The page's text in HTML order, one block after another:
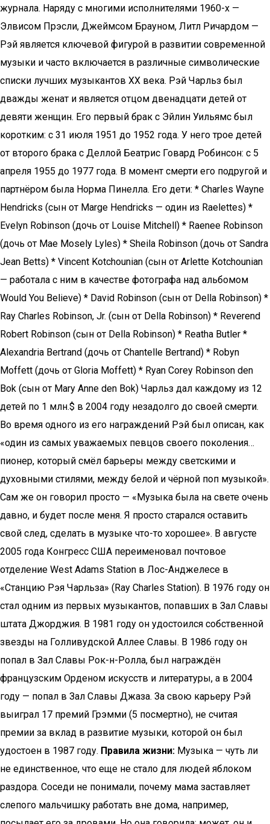
журнала. Наряду с многими исполнителями 1960-х —
Элвисом Прэсли, Джеймсом Брауном, Литл Ричардом —
Рэй является ключевой фигурой в развитии современной
музыки и часто включается в различные символические
списки лучших музыкантов XX века. Рэй Чарльз был
дважды женат и является отцом двенадцати детей от
девяти женщин. Его первый брак с Эйлин Уильямс был
коротким: с 31 июля 1951 до 1952 года. У него трое детей
от второго брака с Деллой Беатрис Говард Робинсон: с 5
апреля 1955 до 1977 года. В момент смерти его подругой и
партнёром была Норма Пинелла. Его дети: * Charles Wayne
Hendricks (сын от Marge Hendricks — один из Raelettes) *
Evelyn Robinson (дочь от Louise Mitchell) * Raenee Robinson
(дочь от Mae Mosely Lyles) * Sheila Robinson (дочь от Sandra
Jean Betts) * Vincent Kotchounian (сын от Arlette Kotchounian
— работала с ним в качестве фотографа над альбомом
Would You Believe) * David Robinson (сын от Della Robinson) *
Ray Charles Robinson, Jr. (сын от Della Robinson) * Reverend
Robert Robinson (сын от Della Robinson) * Reatha Butler *
Alexandria Bertrand (дочь от Chantelle Bertrand) * Robyn
Moffett (дочь от Gloria Moffett) * Ryan Corey Robinson den
Bok (сын от Mary Anne den Bok) Чарльз дал каждому из 12
детей по 1 млн.$ в 2004 году незадолго до своей смерти.
Во время одного из его награждений Рэй был описан, как
«один из самых уважаемых певцов своего поколения…
пионер, который смёл барьеры между светскими и
духовными стилями, между белой и чёрной поп музыкой».
Сам же он говорил просто — «Музыка была на свете очень
давно, и будет после меня. Я просто старался оставить
свой след, сделать в музыке что-то хорошее». В августе
2005 года Конгресс США переименовал почтовое
отделение West Adams Station в Лос-Анджелесе в
«Станцию Рэя Чарльза» (Ray Charles Station). В 1976 году он
стал одним из первых музыкантов, попавших в Зал Славы
штата Джорджия. В 1981 году он удостоился собственной
звезды на Голливудской Аллее Славы. В 1986 году он
попал в Зал Славы Рок-н-Ролла, был награждён
французским Орденом искусств и литературы, а в 2004
году — попал в Зал Славы Джаза. За свою карьеру Рэй
выиграл 17 премий Грэмми (5 посмертно), не считая
премии за вклад в развитие музыки, которой он был
удостоен в 1987 году. Правила жизни: Музыка — чуть ли
не единственное, что еще не стало для людей яблоком
раздора. Соседи не понимали, почему мама заставляет
слепого мальчишку работать вне дома, например,